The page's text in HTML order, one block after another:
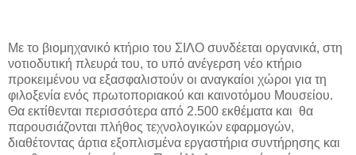
Με το βιομηχανικό κτήριο του ΣΙΛΟ συνδέεται οργανικά, στη
νοτιοδυτική πλευρά του, το υπό ανέγερση νέο κτήριο
προκειμένου να εξασφαλιστούν οι αναγκαίοι χώροι για τη
φιλοξενία ενός πρωτοποριακού και καινοτόμου Μουσείου.
Θα εκτίθενται περισσότερα από 2.500 εκθέματα και θα
παρουσιάζονται πλήθος τεχνολογικών εφαρμογών,
διαθέτοντας άρτια εξοπλισμένα εργαστήρια συντήρησης και